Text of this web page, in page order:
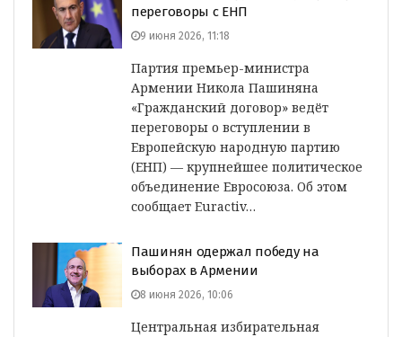
переговоры с ЕНП
9 июня 2026, 11:18
Партия премьер-министра
Армении Никола Пашиняна
«Гражданский договор» ведёт
переговоры о вступлении в
Европейскую народную партию
(ЕНП) — крупнейшее политическое
объединение Евросоюза. Об этом
сообщает Euractiv…
Пашинян одержал победу на
выборах в Армении
8 июня 2026, 10:06
Центральная избирательная